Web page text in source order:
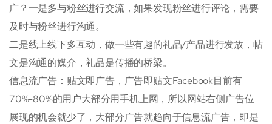
广？一是多与粉丝进行交流，如果发现粉丝进行评论，需要
及时与粉丝进行沟通。
二是线上线下多互动，做一些有趣的礼品/产品进行发放，帖
文是沟通的媒介，礼品是传播的桥梁。
信息流广告：贴文即广告，广告即贴文Facebook目前有
70%-80%的用户大部分用手机上网，所以网站右侧广告位
展现的机会就少了，大部分广告就趋向于信息流广告，即是